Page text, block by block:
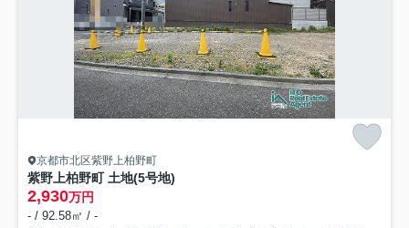
京都市北区紫野上柏野町
紫野上柏野町 土地(5号地)
2,930万円
- / 92.58㎡ / -